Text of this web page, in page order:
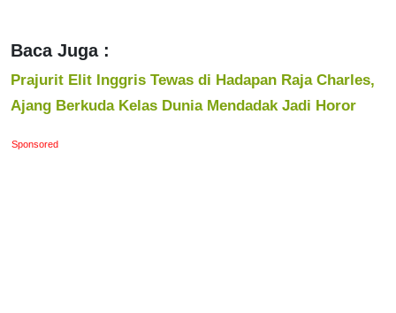
Baca Juga :
Prajurit Elit Inggris Tewas di Hadapan Raja Charles,
Ajang Berkuda Kelas Dunia Mendadak Jadi Horor
Sponsored